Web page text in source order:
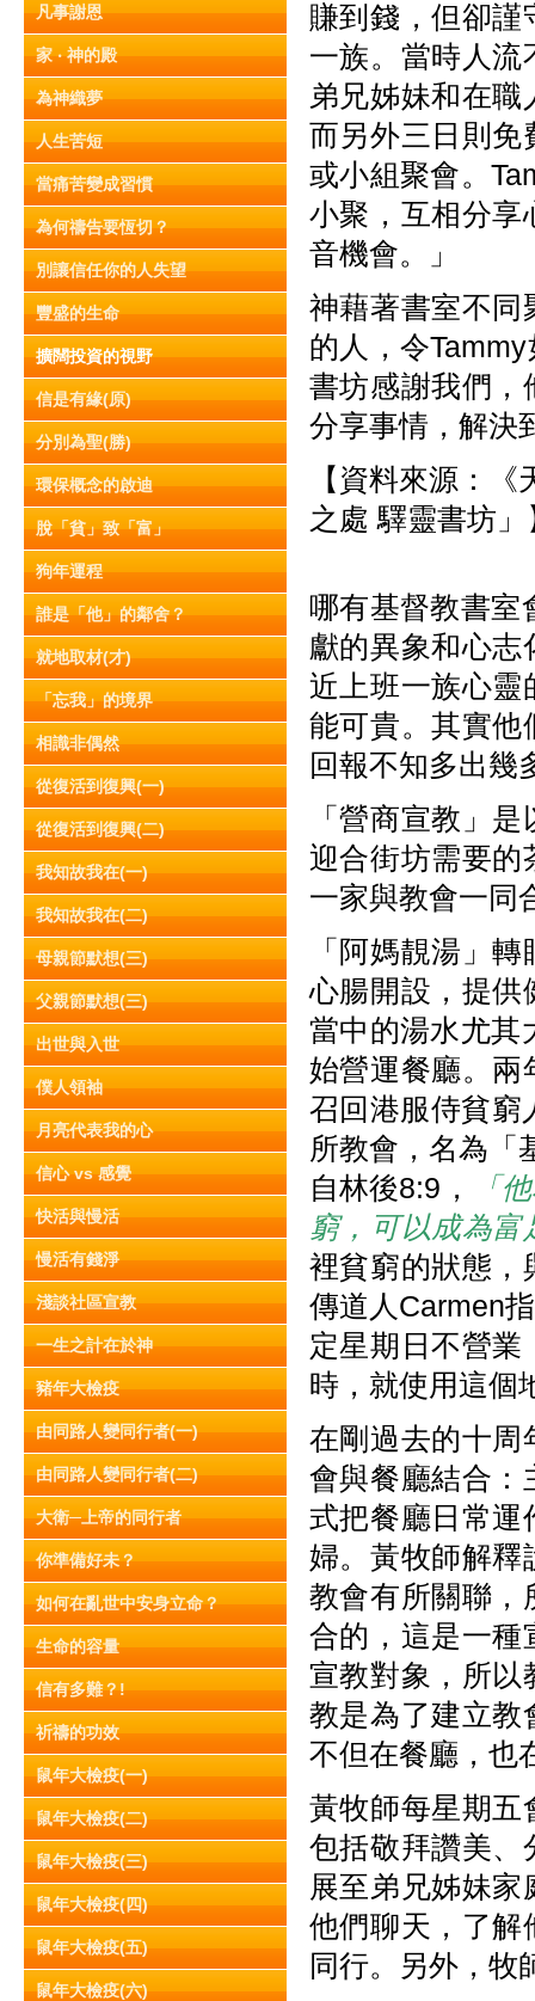
凡事謝恩
家 ‧ 神的殿
為神織夢
人生苦短
當痛苦變成習慣
為何禱告要恆切？
別讓信任你的人失望
豐盛的生命
擴闊投資的視野
信是有緣(原)
分別為聖(勝)
環保概念的啟迪
脫「貧」致「富」
狗年運程
誰是「他」的鄰舍？
就地取材(才)
「忘我」的境界
相識非偶然
從復活到復興(一)
從復活到復興(二)
我知故我在(一)
我知故我在(二)
母親節默想(三)
父親節默想(三)
出世與入世
僕人領袖
月亮代表我的心
信心 vs 感覺
快活與慢活
慢活有錢淨
淺談社區宣教
一生之計在於神
豬年大檢疫
由同路人變同行者(一)
由同路人變同行者(二)
大衛─上帝的同行者
你準備好未？
如何在亂世中安身立命？
生命的容量
信有多難？!
祈禱的功效
鼠年大檢疫(一)
鼠年大檢疫(二)
鼠年大檢疫(三)
鼠年大檢疫(四)
鼠年大檢疫(五)
鼠年大檢疫(六)
賺到錢，但卻謹
一族。當時人流
弟兄姊妹和在
而另外三日則免
或小組聚會。
小聚，互相分享
音機會。」
神藉著書室不同
的人，令
書坊感謝我們，
分享事情，解決
【資料來源：
之處 驛靈書坊」
哪有基督教書室
獻的異象和心志
近上班一族心靈
能可貴。其實他
回報不知多出幾
「營商宣教」
迎合街坊需要的
一家與教會一同
「阿媽靚湯」
心腸開設，提供
當中的湯水尤其
始營運餐廳。兩
召回港服侍貧窮
所教會，名為「
自林後8:9，
「
窮，可以成為富
裡貧窮的狀態，
傳道人Carmen
定星期日不營
時，就使用這個
在剛過去的十周
會與餐廳結合：
式把餐廳日常運
婦。黃牧師解釋
教會有所關聯，
合的，這是一種
宣教對象，所以
教是為了建立教
不但在餐廳，也
黃牧師每星期五
包括敬拜讚美、
展至弟兄姊妹
他們聊天，了解
同行。另外，牧